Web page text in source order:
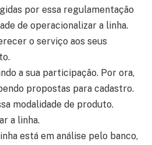
por essa regulamentação
de operacionalizar a linha.
o serviço aos seus
a sua participação. Por ora,
propostas para cadastro.
modalidade de produto.
a linha.
está em análise pelo banco,